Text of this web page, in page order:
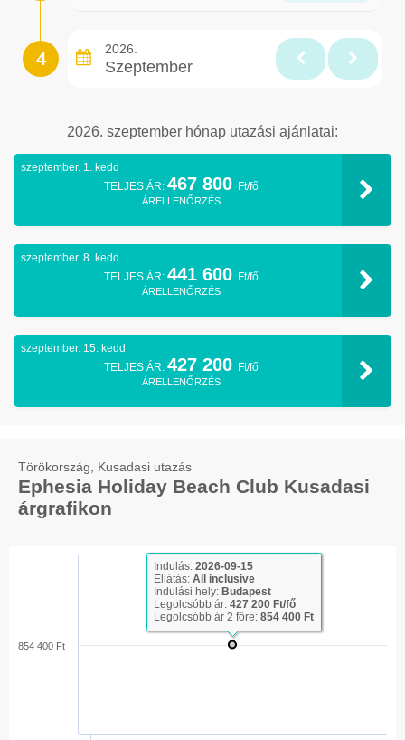
2026.
Szeptember
2026. szeptember hónap utazási ajánlatai:
szeptember. 1. kedd
TELJES ÁR: 467 800 Ft/fő
ÁRELLENŐRZÉS
szeptember. 8. kedd
TELJES ÁR: 441 600 Ft/fő
ÁRELLENŐRZÉS
szeptember. 15. kedd
TELJES ÁR: 427 200 Ft/fő
ÁRELLENŐRZÉS
Törökország, Kusadasi utazás
Ephesia Holiday Beach Club Kusadasi
árgrafikon
854 400 Ft
Indulás: 2026-09-15
Ellátás: All inclusive
Indulási hely: Budapest
Legolcsóbb ár: 427 200 Ft/fő
Legolcsóbb ár 2 főre: 854 400 Ft